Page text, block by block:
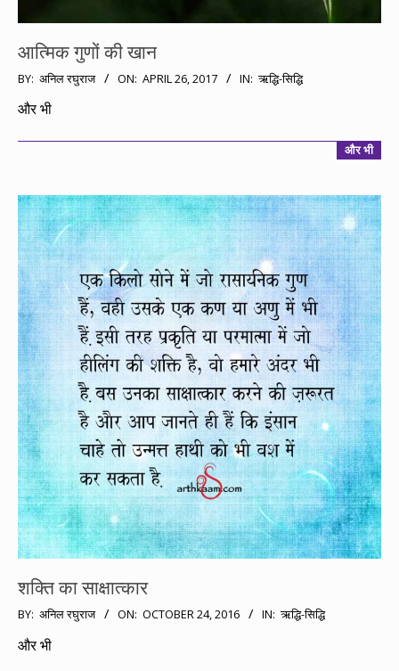
आत्मिक गुणों की खान
2017-
04-
BY: अनिल रघुराज ON: APRIL 26, 2017 IN: ऋद्धि-सिद्धि
और भी
और भी
शक्ति का साक्षात्कार
2016-
10-
BY: अनिल रघुराज ON: OCTOBER 24, 2016 IN: ऋद्धि-सिद्धि
और भी